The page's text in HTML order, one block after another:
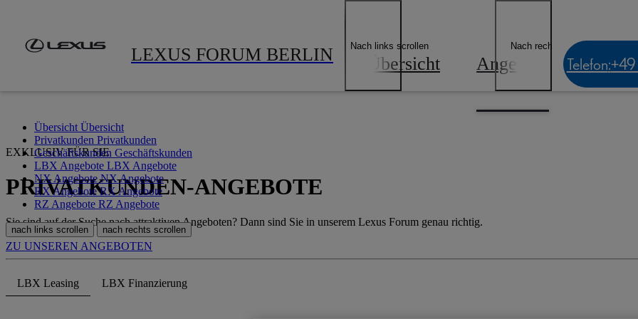
LEXUS FORUM BERLIN Übersicht Angebote
Nach links scrollen Nach rechts scrollen
Telefon:
Übersicht Übersicht
Privatkunden Privatkunden
Geschäftskunden Geschäftskunden
LBX Angebote LBX Angebote
NX AngeboteNX Angebote
RX AngeboteRX Angebote
RZ Angebote RZ Angebote
nach links scrollen nach rechts scrollen
EXKLUSIV FÜR SIE
PRIVATKUNDEN-ANGEBOTE
Sie sind auf der Suche nach attraktiven Angeboten? Dann sind Sie in unserem Lexus Forum genau richtig.
ZU UNSEREN ANGEBOTEN
LBX Leasing LBX Finanzierung